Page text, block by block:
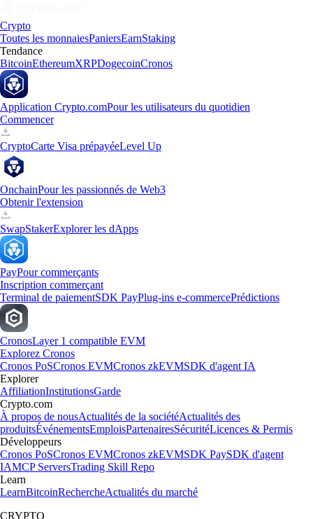
Crypto
Toutes les monnaiesPaniersEarnStaking
Tendance
BitcoinEthereumXRPDogecoinCronos
Application Crypto.comPour les utilisateurs du quotidien
Commencer
CryptoCarte Visa prépayéeLevel Up
OnchainPour les passionnés de Web3
Obtenir l'extension
SwapStakerExplorer les dApps
PayPour commerçants
Inscription commerçant
Terminal de paiementSDK PayPlug-ins e-commercePrédictions
CronosLayer 1 compatible EVM
Explorez Cronos
Cronos PoSCronos EVMCronos zkEVMSDK d'agent IA
Explorer
AffiliationInstitutionsGarde
Crypto.com
À propos de nousActualités de la sociétéActualités des
produitsÉvénementsEmploisPartenairesSécuritéLicences & Permis
Développeurs
Cronos PoSCronos EVMCronos zkEVMSDK PaySDK d'agent
IAMCP ServersTrading Skill Repo
Learn
LearnBitcoinRechercheActualités du marché
CRYPTO